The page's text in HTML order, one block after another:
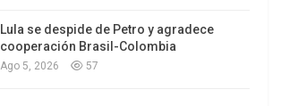
Lula se despide de Petro y agradece
cooperación Brasil-Colombia
Ago 5, 2026 57